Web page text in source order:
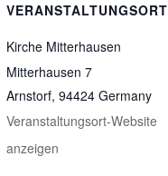
VERANSTALTUNGSORT
Kirche Mitterhausen
Mitterhausen 7
Arnstorf, 94424 Germany
Veranstaltungsort-Website
anzeigen